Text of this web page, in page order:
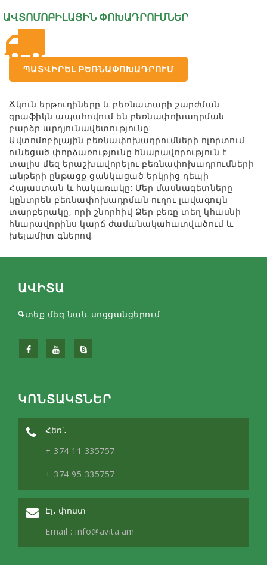
ԱՎՏՈՄՈԲԻԼԱՅԻՆ ՓՈԽԱԴՐՈՒՄՆԵՐ
ՊԱՏՎԻՐԵԼ ԲԵՌՆԱՓՈԽԱԴՐՈՒՄ
Ճկուն երթուղիները և բեռնատարի շարժման
գրաֆիկն ապահովում են բեռնափոխադրման
բարձր արդյունավետությունը:
Ավտոմոբիլային բեռնափոխադրումների ոլորտում
ունեցած փորձառությունը հնարավորություն է
տալիս մեզ երաշխավորելու բեռնափոխադրումների
անթերի ընթացք ցանկացած երկրից դեպի
Հայաստան և հակառակը: Մեր մասնագետները
կընտրեն բեռնափոխադրման ուղու լավագույն
տարբերակը, որի շնորհիվ Ձեր բեռը տեղ կհասնի
հնարավորինս կարճ ժամանակահատվածում և
խելամիտ գներով:
ԱՎԻՏԱ
Գտեք մեզ նաև սոցցանցերում
ԿՈՆՏԱԿՏՆԵՐ
Հեռ՝․
+ 374 11 335757
+ 374 95 335757
Էլ․ փոստ
Email : info@avita.am